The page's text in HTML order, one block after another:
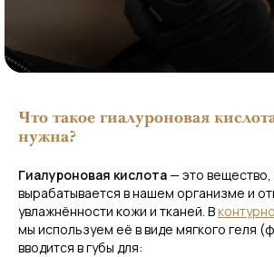
Что такое гиалуроновая
нужна?
Гиалуроновая кислота— это
вырабатывается в нашем организме и
увлажнённости кожи и тканей. В
мы используем её в виде мягкого геля
вводится в губы для: